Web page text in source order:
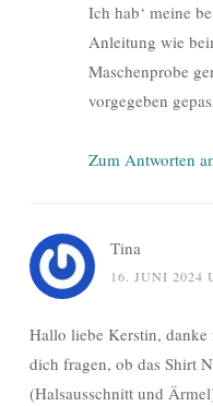
Ich hab‘ meine
Anleitung wie
Maschenprobe
vorgegeben
Zum Antworten
Tina
16. JUNI 2024
Hallo liebe Kerstin,
dich fragen, ob das Shirt
(Halsausschnitt und